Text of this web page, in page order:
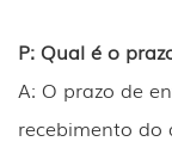
P: Qual é o
A: O prazo de
recebimento do